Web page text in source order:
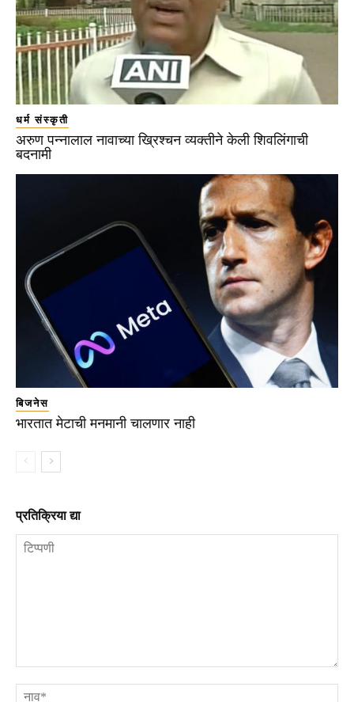
धर्म संस्कृती
अरुण पन्नालाल नावाच्या ख्रिश्चन व्यक्तीने केली शिवलिंगाची
बदनामी
बिजनेस
भारतात मेटाची मनमानी चालणार नाही
प्रतिक्रिया द्या